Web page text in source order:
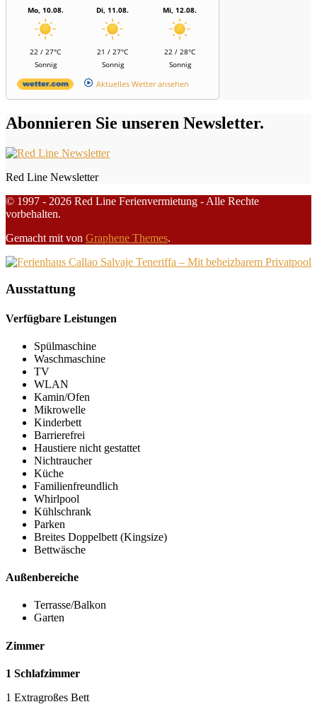
Mo, 10.08.
22 / 27°C
Sonnig
Di, 11.08.
21 / 27°C
Sonnig
Mi, 12.08.
22 / 28°C
Sonnig
Aktuelles Wetter ansehen
Abonnieren Sie unseren Newsletter.
Red Line Newsletter
© 1997 - 2026 Red Line Ferienvermietung - Alle Rechte
vorbehalten.
Gemacht mit von Graphene Themes.
Ausstattung
Verfügbare Leistungen
Spülmaschine
Waschmaschine
TV
WLAN
Kamin/Ofen
Mikrowelle
Kinderbett
Barrierefrei
Haustiere nicht gestattet
Nichtraucher
Küche
Familienfreundlich
Whirlpool
Kühlschrank
Parken
Breites Doppelbett (Kingsize)
Bettwäsche
Außenbereiche
Terrasse/Balkon
Garten
Zimmer
1 Schlafzimmer
1 Extragroßes Bett